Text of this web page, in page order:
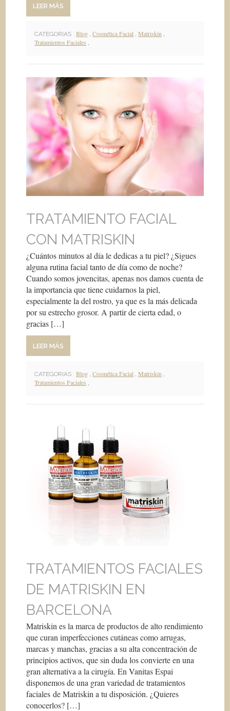
LEER MÁS
CATEGORIAS : Blog ,Cosmética Facial ,Matriskin
Tratamientos Faciales
TRATAMIENTO FACIAL
CON MATRISKIN
¿Cuántos minutos al día le dedicas a tu piel? ¿Sigues
alguna rutina facial tanto de día como de noche?
Cuando somos jovencitas, apenas nos damos cuenta de
la importancia que tiene cuidarnos la piel,
especialmente la del rostro, ya que es la más delicada
por su estrecho grosor. A partir de cierta edad, o
gracias […]
LEER MÁS
CATEGORIAS : Blog ,Cosmética Facial ,Matriskin
Tratamientos Faciales
TRATAMIENTOS FACIALES
DE MATRISKIN EN
BARCELONA
Matriskin es la marca de productos de alto rendimiento
que curan imperfecciones cutáneas como arrugas,
marcas y manchas, gracias a su alta concentración de
principios activos, que sin duda los convierte en una
gran alternativa a la cirugía. En Vanitas Espai
disponemos de una gran variedad de tratamientos
faciales de Matriskin a tu disposición. ¿Quieres
conocerlos? […]